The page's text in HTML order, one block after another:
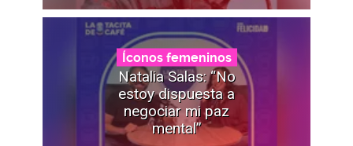
Íconos femeninos
Natalia Salas: “No
estoy dispuesta a
negociar mi paz
mental”